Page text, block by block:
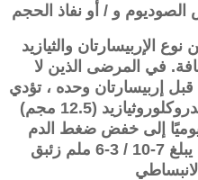
و / أو نفاذ الحجم
الإربيسارتان والثيازيد
في المرضى الذين لا
قبل إربيسارتان وحده ، تؤدي
إضافة جرعة منخفضة من هيدروكلوروثيازيد (12.5 مجم)
إلى خفض ضغط الدم
المضبوط بالغفل عند حوض يبلغ 7-10 / 3-6 ملم زئبق